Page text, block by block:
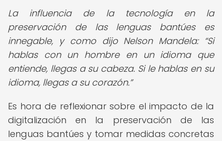
La influencia de la tecnología en la
preservación de las lenguas bantúes es
innegable, y como dijo Nelson Mandela:
Si
hablas con un hombre en un idioma que
entiende, llegas a su cabeza. Si le hablas en su
idioma, llegas a su corazón.
Es hora de reflexionar sobre el impacto de la
digitalización en la preservación de las
lenguas bantúes y tomar medidas concretas